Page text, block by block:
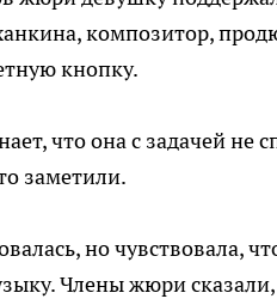
композитор,
кнопку.
что она с задачей не
заметили.
но чувствовала,
Члены жюри